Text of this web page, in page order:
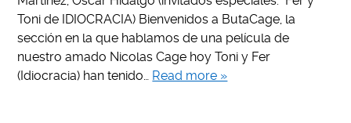
Toni de IDIOCRACIA) Bienvenidos a ButaCage, la
sección en la que hablamos de una película de
nuestro amado Nicolas Cage hoy Toni y Fer
(Idiocracia) han tenido… Read more »